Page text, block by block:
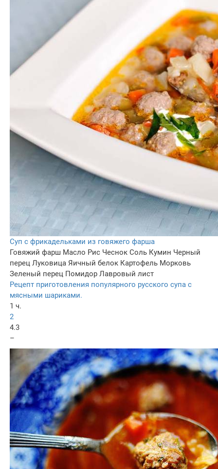
Суп с фрикадельками из говяжего фарша
Говяжий фарш Масло Рис Чеснок Соль Кумин Черный
перец Луковица Яичный белок Картофель Морковь
Зеленый перец Помидор Лавровый лист
Рецепт приготовления популярного русского супа с
мясными шариками.
1 ч.
2
4.3
–